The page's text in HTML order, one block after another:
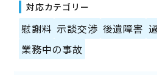
対応カテゴリー
慰謝料 示談交渉 後遺障害
業務中の事故